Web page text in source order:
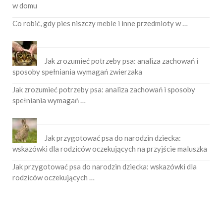
w domu
Co robić, gdy pies niszczy meble i inne przedmioty w …
Jak zrozumieć potrzeby psa: analiza zachowań i
sposoby spełniania wymagań zwierzaka
Jak zrozumieć potrzeby psa: analiza zachowań i sposoby
spełniania wymagań …
Jak przygotować psa do narodzin dziecka:
wskazówki dla rodziców oczekujących na przyjście maluszka
Jak przygotować psa do narodzin dziecka: wskazówki dla
rodziców oczekujących …